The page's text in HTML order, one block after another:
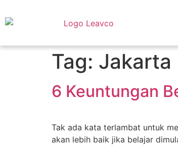
Tag: Jakarta
6 Keuntungan
Tak ada kata terlambat untuk
akan lebih baik jika belajar